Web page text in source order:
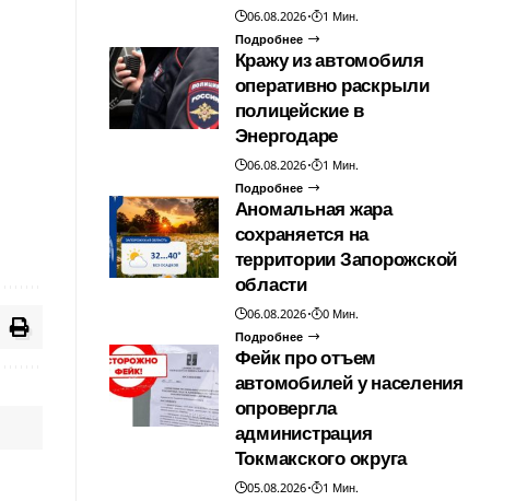
06.08.2026
1 Мин.
Подробнее
Кражу из автомобиля
оперативно раскрыли
полицейские в
Энергодаре
06.08.2026
1 Мин.
Подробнее
Аномальная жара
сохраняется на
территории Запорожской
области
06.08.2026
0 Мин.
Подробнее
Фейк про отъем
автомобилей у населения
опровергла
администрация
Токмакского округа
05.08.2026
1 Мин.